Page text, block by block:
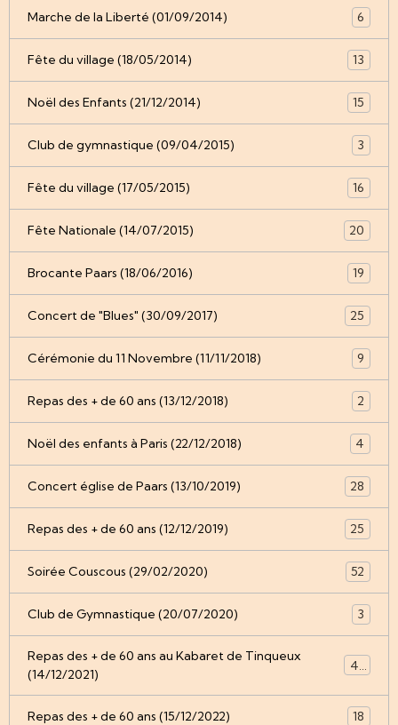
Marche de la Liberté (01/09/2014) 6
Fête du village (18/05/2014) 13
Noël des Enfants (21/12/2014) 15
Club de gymnastique (09/04/2015) 3
Fête du village (17/05/2015) 16
Fête Nationale (14/07/2015) 20
Brocante Paars (18/06/2016) 19
Concert de "Blues" (30/09/2017) 25
Cérémonie du 11 Novembre (11/11/2018) 9
Repas des + de 60 ans (13/12/2018) 2
Noël des enfants à Paris (22/12/2018) 4
Concert église de Paars (13/10/2019) 28
Repas des + de 60 ans (12/12/2019) 25
Soirée Couscous (29/02/2020) 52
Club de Gymnastique (20/07/2020) 3
Repas des + de 60 ans au Kabaret de Tinqueux
(14/12/2021)
Repas des + de 60 ans (15/12/2022) 18